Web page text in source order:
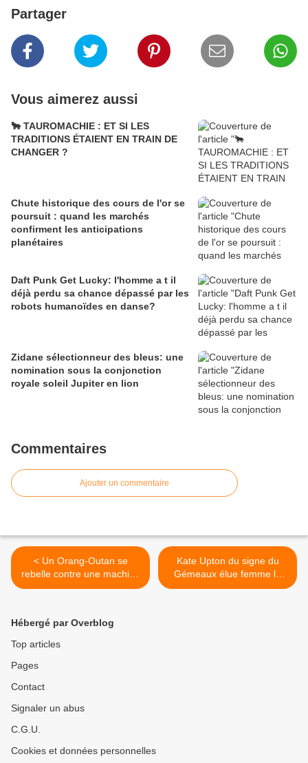
Partager
Vous aimerez aussi
🐂 TAUROMACHIE : ET SI LES
TRADITIONS ÉTAIENT EN TRAIN DE
CHANGER ?
Chute historique des cours de l'or se
poursuit : quand les marchés
confirment les anticipations
planétaires
Daft Punk Get Lucky: l'homme a t il
déjà perdu sa chance dépassé par les
robots humanoïdes en danse?
Zidane sélectionneur des bleus: une
nomination sous la conjonction
royale soleil Jupiter en lion
Commentaires
Ajouter un commentaire
< Un Orang-Outan se
rebelle contre une machine
qui détruit son milieu
Kate Upton du signe du
Gémeaux élue femme la
plus sexy du monde sous le
Hébergé par Overblog
Top articles
Pages
Contact
Signaler un abus
C.G.U.
Cookies et données personnelles